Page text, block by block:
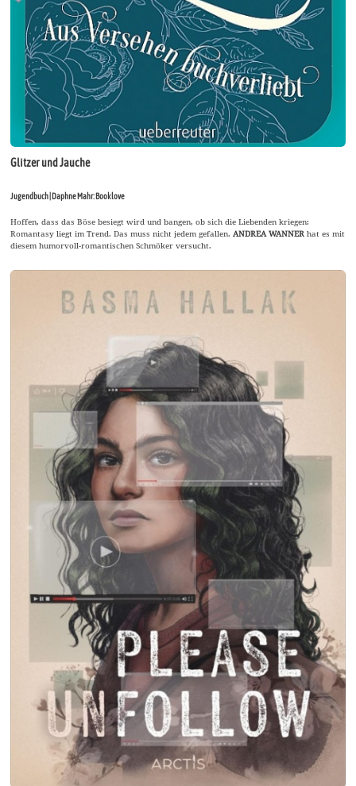
Glitzer und Jauche
Jugendbuch | Daphne Mahr: Booklove
Hoffen, dass das Böse besiegt wird und bangen, ob sich die Liebenden kriegen:
Romantasy liegt im Trend. Das muss nicht jedem gefallen.ANDREA WANNERhat es mit
diesem humorvoll-romantischen Schmöker versucht.